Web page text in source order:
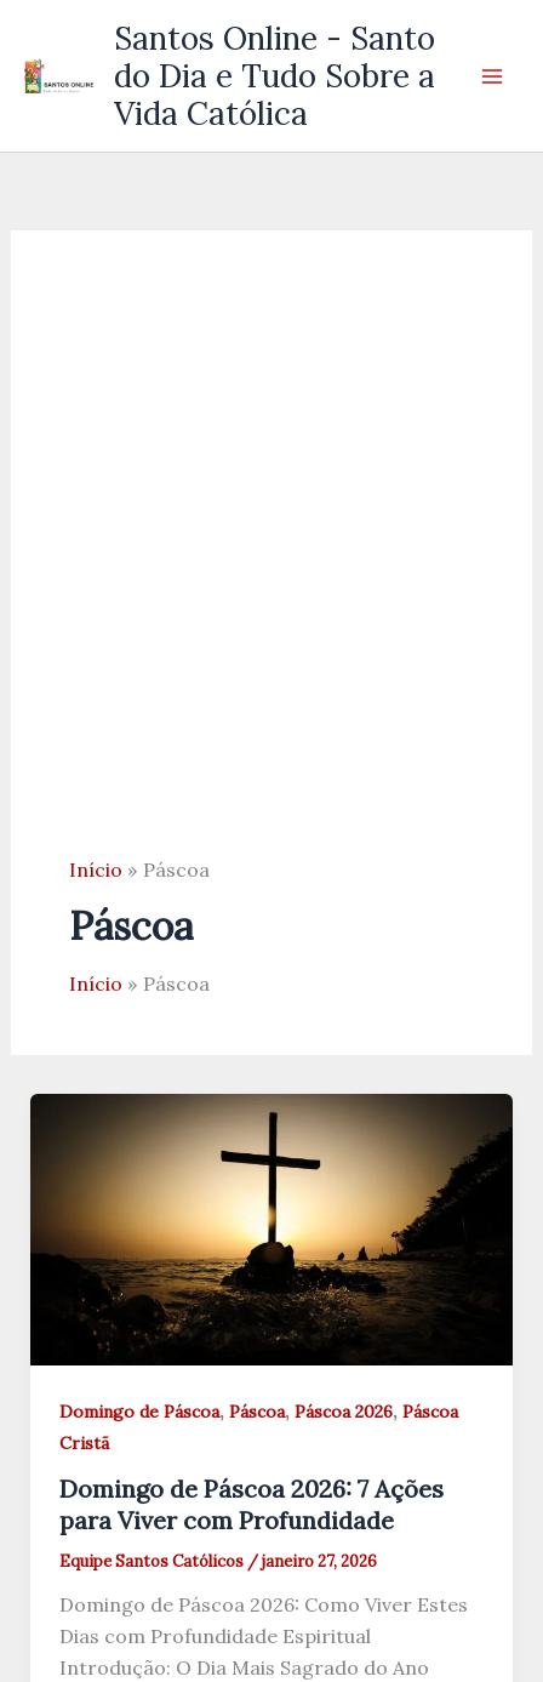
Santos Online - Santo
do Dia e Tudo Sobre a
Vida Católica
Início Páscoa
Páscoa
Início Páscoa
Domingo de Páscoa, Páscoa, Páscoa 2026, Páscoa
Cristã
Domingo de Páscoa 2026: 7 Ações
para Viver com Profundidade
Equipe Santos Católicos /janeiro 27, 2026
Domingo de Páscoa 2026: Como Viver Estes
Dias com Profundidade Espiritual
Introdução: O Dia Mais Sagrado do Ano